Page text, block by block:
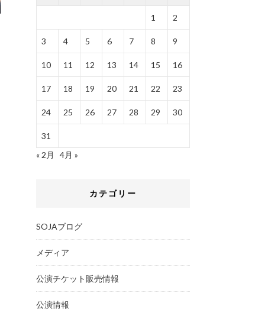
1 2
3 4 5 6 7 8 9
10 11 12 13 14 15 16
17 18 19 20 21 22 23
24 25 26 27 28 29 30
31
« 2月
4月 »
カテゴリー
SOJAブログ
メディア
公演チケット販売情報
公演情報